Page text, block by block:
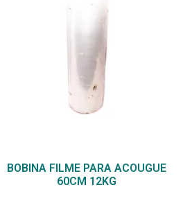
BOBINA FILME PARA ACOUGUE
60CM 12KG